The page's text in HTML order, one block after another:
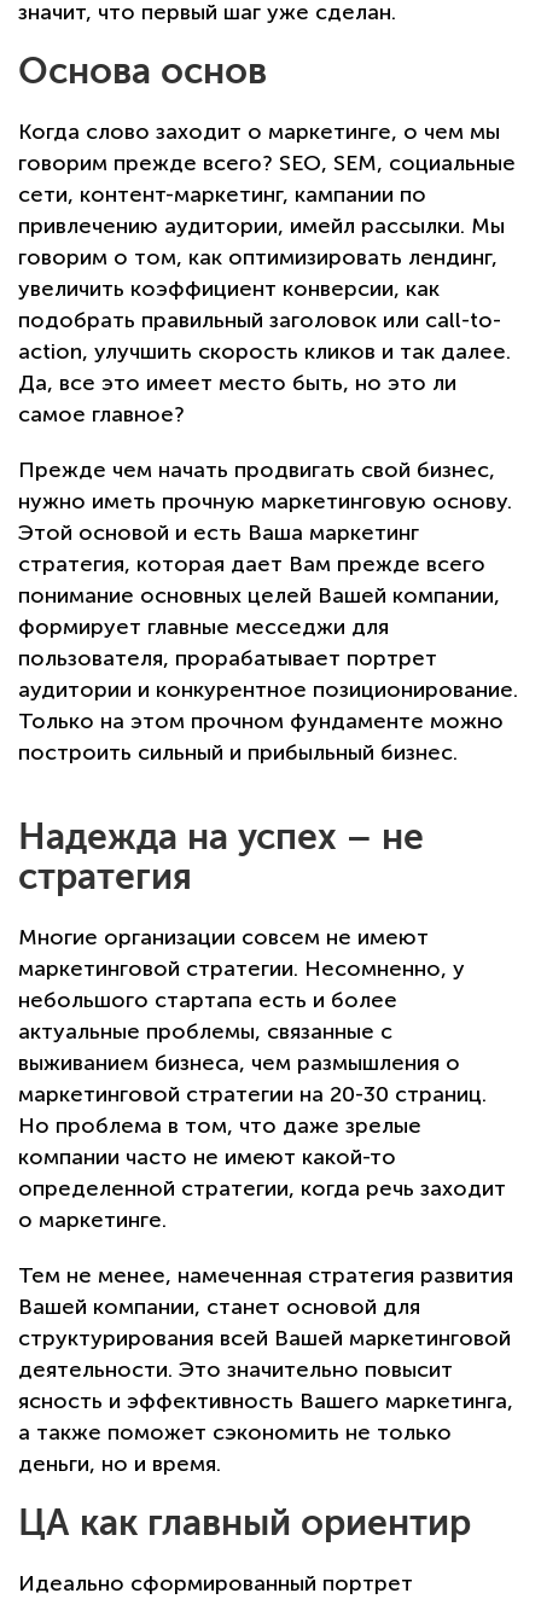
значит, что первый шаг уже сделан.
Основа основ
Когда слово заходит о маркетинге, о чем мы
говорим прежде всего? SEO, SEM, социальные
сети, контент-маркетинг, кампании по
привлечению аудитории, имейл рассылки. Мы
говорим о том, как оптимизировать лендинг,
увеличить коэффициент конверсии, как
подобрать правильный заголовок или call-to-
action, улучшить скорость кликов и так далее.
Да, все это имеет место быть, но это ли
самое главное?
Прежде чем начать продвигать свой бизнес,
нужно иметь прочную маркетинговую основу.
Этой основой и есть Ваша маркетинг
стратегия, которая дает Вам прежде всего
понимание основных целей Вашей компании,
формирует главные месседжи для
пользователя, прорабатывает портрет
аудитории и конкурентное позиционирование.
Только на этом прочном фундаменте можно
построить сильный и прибыльный бизнес.
Надежда на успех – не
стратегия
Многие организации совсем не имеют
маркетинговой стратегии. Несомненно, у
небольшого стартапа есть и более
актуальные проблемы, связанные с
выживанием бизнеса, чем размышления о
маркетинговой стратегии на 20-30 страниц.
Но проблема в том, что даже зрелые
компании часто не имеют какой-то
определенной стратегии, когда речь заходит
о маркетинге.
Тем не менее, намеченная стратегия развития
Вашей компании, станет основой для
структурирования всей Вашей маркетинговой
деятельности. Это значительно повысит
ясность и эффективность Вашего маркетинга,
а также поможет сэкономить не только
деньги, но и время.
ЦА как главный ориентир
Идеально сформированный портрет